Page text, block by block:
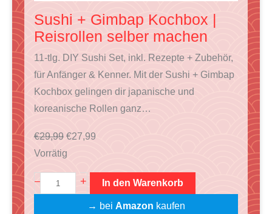
o
t
Sushi + Gimbap Kochbox |
Reisrollen selber machen
11-tlg. DIY Sushi Set, inkl. Rezepte + Zubehör,
für Anfänger & Kenner. Mit der Sushi + Gimbap
Kochbox gelingen dir japanische und
koreanische Rollen ganz…
€29,99 U
r
€27,99A
e
Vorrätig
–
S
u
+ In den Warenkorb
→ bei Amazon kaufen